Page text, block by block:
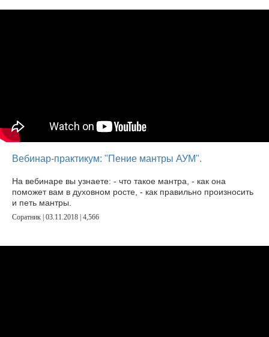
Вебинар-практикум: "Пение мантры АУМ".
На вебинаре вы узнаете: - что такое мантра, - как она
поможет вам в духовном росте, - как правильно произносить
и петь мантры.
Соратник | 03.11.2018 | 4,566